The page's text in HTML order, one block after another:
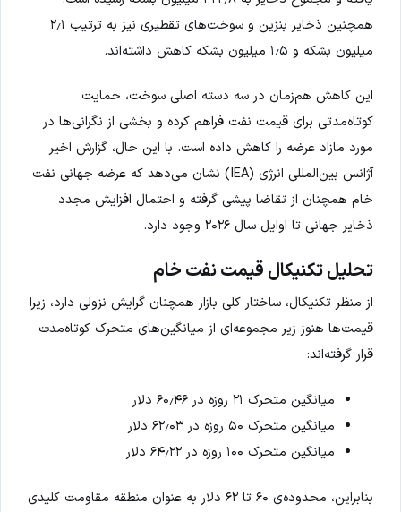
همچنین ذخایر بنزین و سوخت‌های تقطیری نیز به ترتیب ۲٫۱
میلیون بشکه و ۱٫۵ میلیون بشکه کاهش داشته‌اند.
این کاهش هم‌زمان در سه دسته اصلی سوخت، حمایت
کوتاه‌مدتی برای قیمت نفت فراهم کرده و بخشی از نگرانی‌ها در
مورد مازاد عرضه را کاهش داده است. با این حال، گزارش اخیر
آژانس بین‌المللی انرژی (IEA) نشان می‌دهد که عرضه جهانی نفت
خام همچنان از تقاضا پیشی گرفته و احتمال افزایش مجدد
ذخایر جهانی تا اوایل سال ۲۰۲۶ وجود دارد.
تحلیل تکنیکال قیمت نفت خام
از منظر تکنیکال، ساختار کلی بازار همچنان گرایش نزولی دارد، زیرا
قیمت‌ها هنوز زیر مجموعه‌ای از میانگین‌های متحرک کوتاه‌مدت
قرار گرفته‌اند:
میانگین متحرک ۲۱ روزه در ۶۰٫۴۶ دلار
میانگین متحرک ۵۰ روزه در ۶۲٫۰۳ دلار
میانگین متحرک ۱۰۰ روزه در ۶۴٫۲۲ دلار
بنابراین، محدوده‌ی ۶۰ تا ۶۲ دلار به عنوان منطقه مقاومت کلیدی